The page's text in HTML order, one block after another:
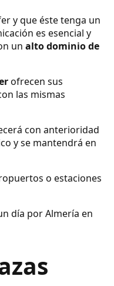
y que éste tenga un
es esencial y
un alto dominio de
ofrecen sus
las mismas
con anterioridad
y se mantendrá en
o estaciones
día por Almería en